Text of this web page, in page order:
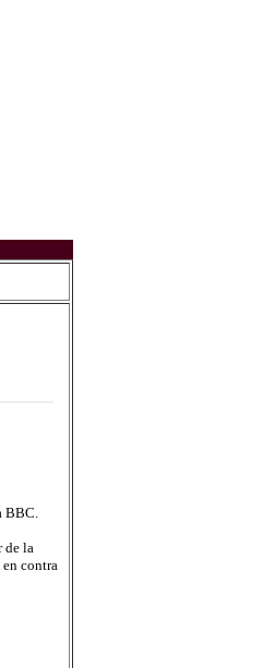
BBC.
de la
contra